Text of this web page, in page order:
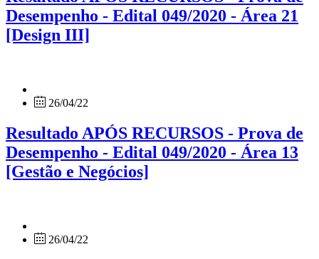
Desempenho - Edital 049/2020 - Área 21
[Design III]
26/04/22
Resultado APÓS RECURSOS - Prova de
Desempenho - Edital 049/2020 - Área 13
[Gestão e Negócios]
26/04/22